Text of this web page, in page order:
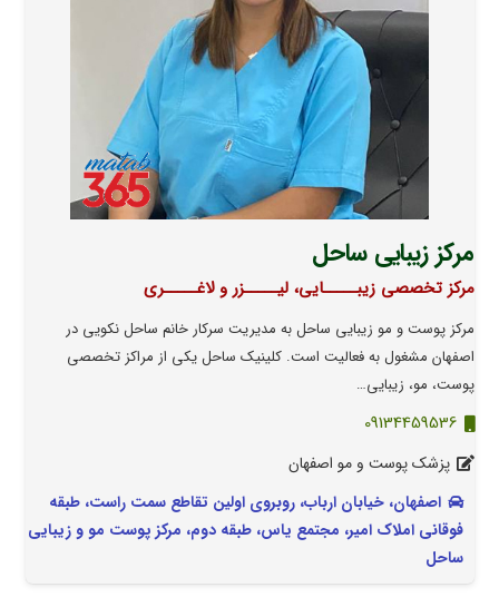
مرکز زیبایی ساحل
مرکز تخصصی زیبـــــایی، لیـــــزر و لاغـــــری
مرکز پوست و مو زیبایی ساحل به مدیریت سرکار خانم ساحل نکویی در
اصفهان مشغول به فعالیت است. کلینیک ساحل یکی از مراکز تخصصی
پوست، مو، زیبایی…
09134459536
پزشک پوست و مو اصفهان
اصفهان، خیابان ارباب، روبروی اولین تقاطع سمت راست، طبقه
فوقانی املاک امیر، مجتمع یاس، طبقه دوم، مرکز پوست مو و زیبایی
ساحل